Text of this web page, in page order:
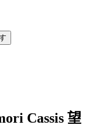
Cassis 望